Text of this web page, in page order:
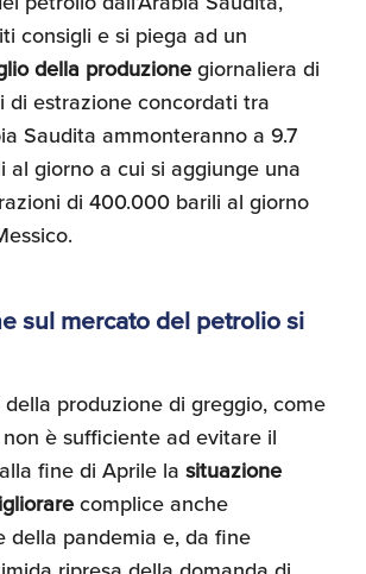
consigli e si piega ad un
della produzionegiornaliera di
di estrazione concordati tra
Saudita ammonteranno a 9.7
al giorno a cui si aggiunge una
di 400.000 barili al giorno
sul mercato del petrolio si
produzione di greggio, come
è sufficiente ad evitare il
fine di Aprile la situazione
complice anche
della pandemia e, da fine